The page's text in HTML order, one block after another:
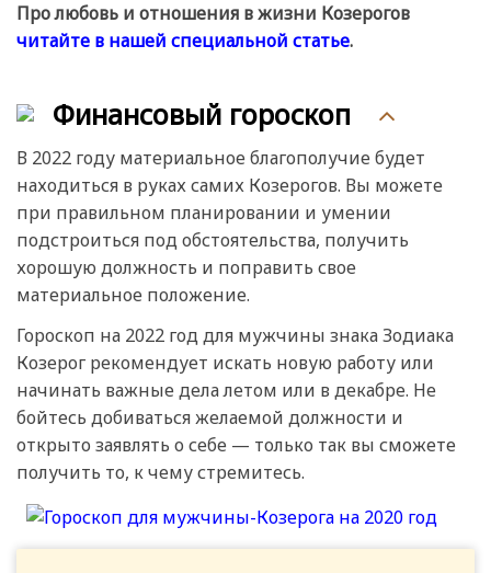
Про любовь и отношения в жизни Козерогов
читайте в нашей специальной статье.
Финансовый гороскоп
В 2022 году материальное благополучие будет
находиться в руках самих Козерогов. Вы можете
при правильном планировании и умении
подстроиться под обстоятельства, получить
хорошую должность и поправить свое
материальное положение.
Гороскоп на 2022 год для мужчины знака Зодиака
Козерог рекомендует искать новую работу или
начинать важные дела летом или в декабре. Не
бойтесь добиваться желаемой должности и
открыто заявлять о себе — только так вы сможете
получить то, к чему стремитесь.